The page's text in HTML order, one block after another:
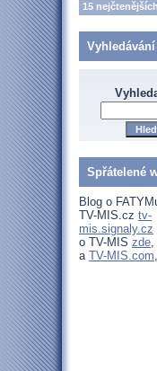
15 nejčtenějších
Vyhledávání
Spřátelené
Blog o
TV-MIS.cz tv-
mis.signaly.cz
o TV-MIS zde,
a TV-MIS.com,